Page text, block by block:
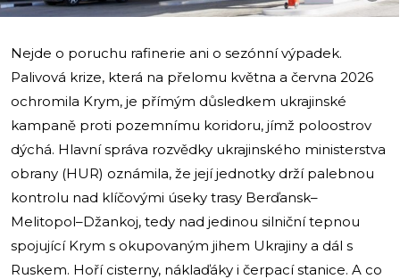
Nejde o poruchu rafinerie ani o sezónní výpadek.
Palivová krize, která na přelomu května a června 2026
ochromila Krym, je přímým důsledkem ukrajinské
kampaně proti pozemnímu koridoru, jímž poloostrov
dýchá. Hlavní správa rozvědky ukrajinského ministerstva
obrany (HUR) oznámila, že její jednotky drží palebnou
kontrolu nad klíčovými úseky trasy Berďansk–
Melitopol–Džankoj, tedy nad jedinou silniční tepnou
spojující Krym s okupovaným jihem Ukrajiny a dál s
Ruskem. Hoří cisterny, náklaďáky i čerpací stanice. A co